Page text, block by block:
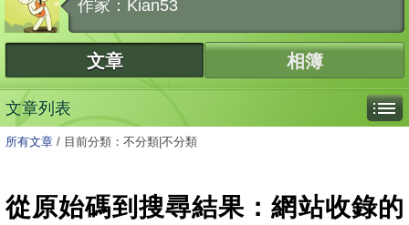
作家：Kian53
文章 相簿
文章列表
所有文章 / 目前分類：不分類|不分類
從原始碼到搜尋結果：網站收錄的